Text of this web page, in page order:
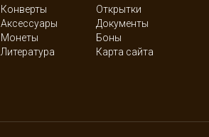
Конверты
Открытки
Аксессуары
Документы
Монеты
Боны
Литература Карта сайта